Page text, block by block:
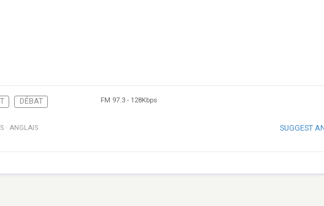
DÉBAT FM 97.3 - 128Kbps
· ANGLAIS SUGGEST